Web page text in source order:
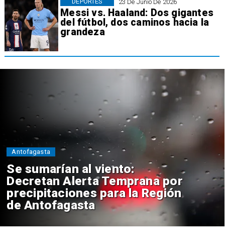
23 De Junio De 2026
Messi vs. Haaland: Dos gigantes
del fútbol, dos caminos hacia la
grandeza
Se sumarían al viento:
Decretan Alerta Temprana por
precipitaciones para la Región
de Antofagasta
Antofagasta